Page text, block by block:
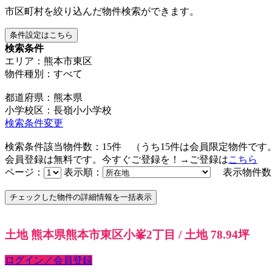
市区町村を絞り込んだ物件検索ができます。
条件設定はこちら
検索条件
エリア：熊本市東区
物件種別：すべて
都道府県：熊本県
小学校区：長嶺小小学校
検索条件変更
検索条件該当物件数： 15件 （うち15件は会員限定物件です
会員登録は無料です。今すぐご登録を！→ご登録はこちら
ページ：
表示順： 表示物件数
土地 熊本県熊本市東区小峯2丁目 / 土地 78.94坪
ログイン／会員登録